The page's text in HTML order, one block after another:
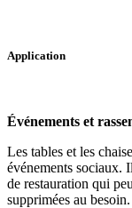
Application
Événements et
Les tables et les
événements sociaux.
de restauration qui
supprimées au besoin.